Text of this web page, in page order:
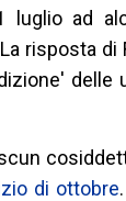
luglio ad
risposta
di ottobre